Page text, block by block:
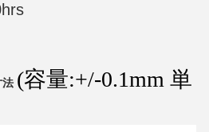
法 (容量:+/-0.1mm 単